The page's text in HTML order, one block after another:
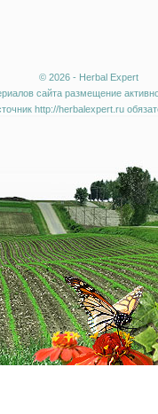
© 2026 - Herbal Expert
сайта размещение
http://herbalexpert.ru